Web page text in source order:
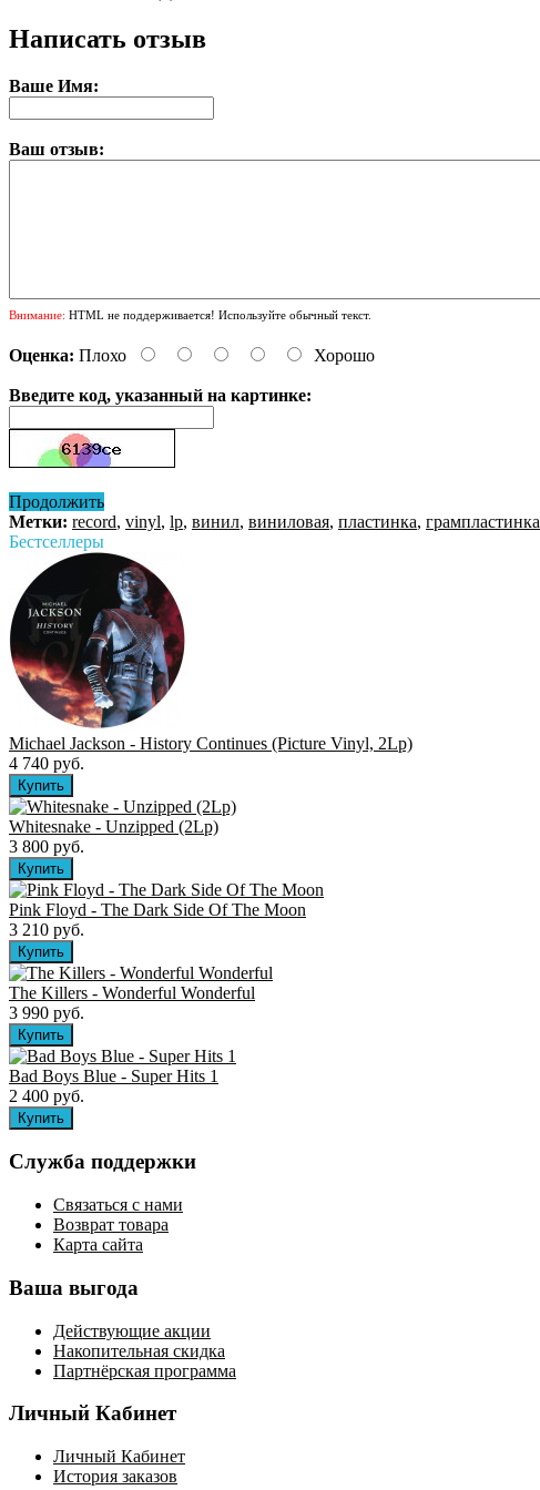
Написать отзыв
Ваше Имя:
Ваш отзыв:
Внимание: HTML не поддерживается! Используйте обычный текст.
Оценка: Плохо Хорошо
Введите код, указанный на картинке:
Продолжить
Метки: record, vinyl, lp, винил, виниловая, пластинка, грампластинка
Бестселлеры
Michael Jackson - History Continues (Picture Vinyl, 2Lp)
4 740 руб.
Whitesnake - Unzipped (2Lp)
3 800 руб.
Pink Floyd - The Dark Side Of The Moon
3 210 руб.
The Killers ‎- Wonderful Wonderful
3 990 руб.
Bad Boys Blue - Super Hits 1
2 400 руб.
Служба поддержки
Связаться с нами
Возврат товара
Карта сайта
Ваша выгода
Действующие акции
Накопительная скидка
Партнёрская программа
Личный Кабинет
Личный Кабинет
История заказов